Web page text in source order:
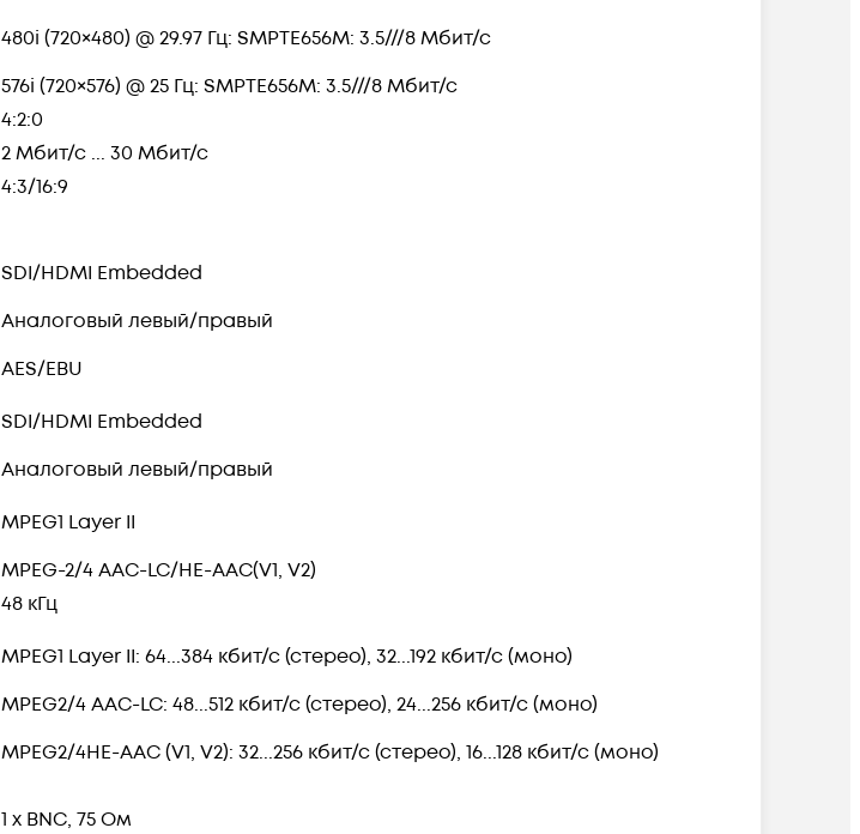
480i (720×480) @ 29.97 Гц: SMPTE656M: 3.5///8 Мбит/с
576i (720×576) @ 25 Гц: SMPTE656M: 3.5///8 Мбит/с
4:2:0
2 Мбит/с ... 30 Мбит/с
4:3/16:9
SDI/HDMI Embedded
Аналоговый левый/правый
AES/EBU
SDI/HDMI Embedded
Аналоговый левый/правый
MPEG1 Layer II
MPEG-2/4 AAC-LC/HE-AAC(V1, V2)
48 кГц
MPEG1 Layer II: 64...384 кбит/с (стерео), 32...192 кбит/с (моно)
MPEG2/4 AAC-LC: 48...512 кбит/с (стерео), 24...256 кбит/с (моно)
MPEG2/4HE-AAC (V1, V2): 32...256 кбит/с (стерео), 16...128 кбит/с (моно)
1 х BNC, 75 Ом